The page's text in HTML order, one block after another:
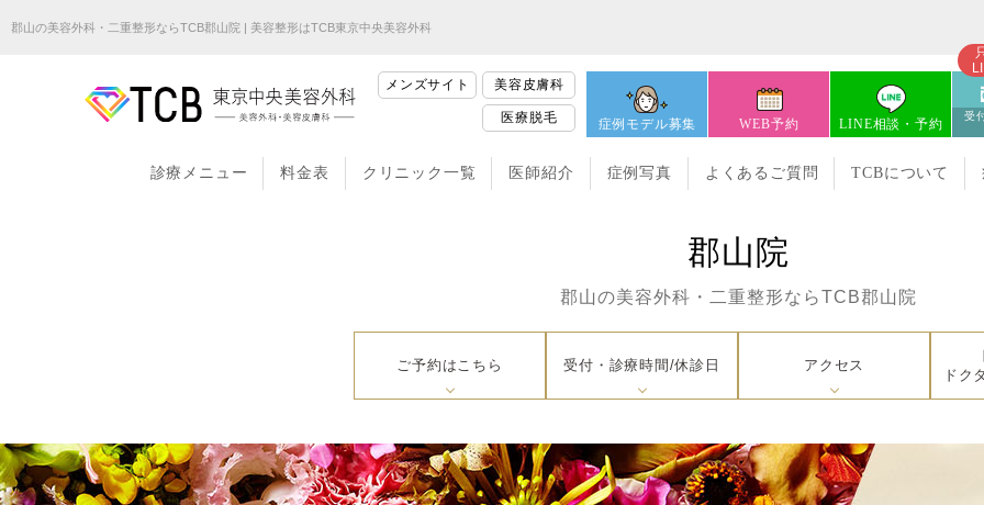
郡山の美容外科・二重整形ならTCB郡山院 | 美容整形はTCB東京中央美容外科
メンズサイト 美容皮膚科
医療脱毛 症例モデル募集 WEB予約 LINE相談・予約
受
診療メニュー 料金表 クリニック一覧 医師紹介 症例写真 よくあるご質問 TCBについて
郡山院
郡山の美容外科・二重整形ならTCB郡山院
ご予約はこちら 受付・診療時間/休診日 アクセス
ドク